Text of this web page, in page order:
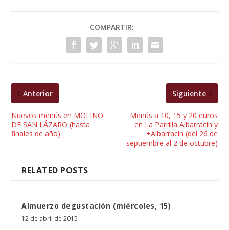
COMPARTIR:
Anterior
Nuevos menús en MOLINO
DE SAN LÁZARO (hasta
finales de año)
Siguiente
Menús a 10, 15 y 20 euros
en La Parrilla Albarracín y
+Albarracín (del 26 de
septiembre al 2 de octubre)
RELATED POSTS
Almuerzo degustación (miércoles, 15)
12 de abril de 2015